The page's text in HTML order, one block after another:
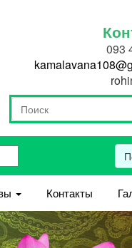
093
Форма поиска
Поиск
Контакты